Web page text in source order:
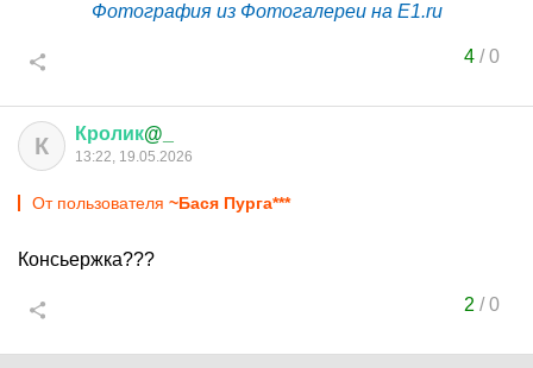
Фотография из Фотогалереи на E1.ru
4/0
К Кролик@_
13:22, 19.05.2026
От пользователя ~Бася Пурга***
Консьержка???
2 /0